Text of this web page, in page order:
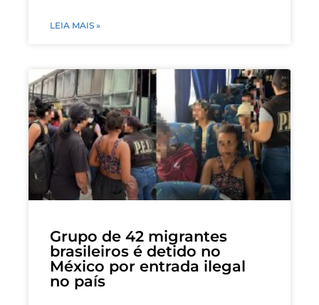
LEIA MAIS »
Grupo de 42 migrantes
brasileiros é detido no
México por entrada ilegal
no país